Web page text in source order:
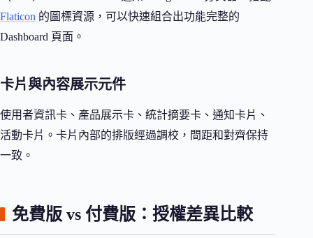
Flaticon 的圖標資源，可以快速組合出功能完整的
Dashboard 頁面。
卡片與內容展示元件
使用者資訊卡、產品展示卡、統計摘要卡、通知卡片、
活動卡片。卡片內部的排版經過調校，間距和對齊保持
一致。
免費版 vs 付費版：授權差異比較